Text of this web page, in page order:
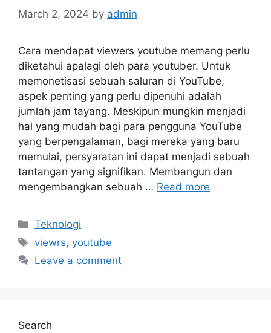
March 2, 2024 by admin
Cara mendapat viewers youtube memang perlu
diketahui apalagi oleh para youtuber. Untuk
memonetisasi sebuah saluran di YouTube,
aspek penting yang perlu dipenuhi adalah
jumlah jam tayang. Meskipun mungkin menjadi
hal yang mudah bagi para pengguna YouTube
yang berpengalaman, bagi mereka yang baru
memulai, persyaratan ini dapat menjadi sebuah
tantangan yang signifikan. Membangun dan
mengembangkan sebuah … Read more
Categories
Teknologi
Tags
viewrs,youtube
Leave a comment
Search